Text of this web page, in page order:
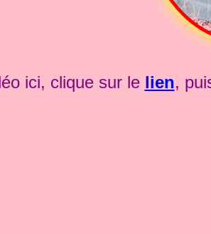
ici, clique sur le lien,